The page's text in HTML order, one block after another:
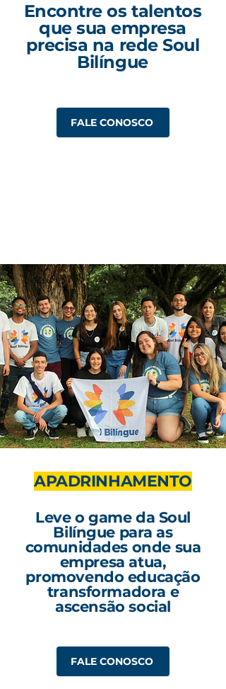
FALE CONOSCO
Encontre os talentos
que sua empresa
precisa na rede Soul
Bilíngue
APADRINHAMENTO
Leve o game da Soul
Bilíngue para as
comunidades onde sua
empresa atua,
promovendo educação
transformadora e
ascensão social
FALE CONOSCO